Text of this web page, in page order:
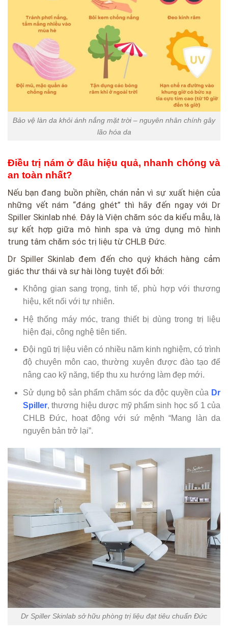
Bảo vệ làn da khỏi ánh nắng mặt trời – nguyên nhân chính gây
lão hóa da
Điều trị nám ở đâu hiệu quả, nhanh chóng và
an toàn nhất?
Nếu bạn đang buồn phiền, chán nản vì sự xuất hiện của
những vết nám “đáng ghét” thì hãy đến ngay với Dr
Spiller Skinlab nhé. Đây là Viện chăm sóc da kiểu mẫu, là
sự kết hợp giữa mô hình spa và ứng dụng mô hình
trung tâm chăm sóc trị liệu từ CHLB Đức.
Dr Spiller Skinlab đem đến cho quý khách hàng cảm
giác thư thái và sự hài lòng tuyệt đối bởi:
Không gian sang trọng, tinh tế, phù hợp với thương
hiệu, kết nối với tự nhiên.
Hệ thống máy móc, trang thiết bị dùng trong trị liệu
hiện đại, công nghệ tiên tiến.
Đội ngũ trị liệu viên có nhiều năm kinh nghiệm, có trình
độ chuyên môn cao, thường xuyên được đào tạo để
nâng cao kỹ năng, tiếp thu xu hướng làm đẹp mới.
Sử dụng bộ sản phẩm chăm sóc da độc quyền của Dr
Spiller, thương hiệu dược mỹ phẩm sinh học số 1 của
CHLB Đức, hoạt động với sứ mệnh “Mang làn da
nguyên bản trở lại”.
Dr Spiller Skinlab sở hữu phòng trị liệu đạt tiêu chuẩn Đức